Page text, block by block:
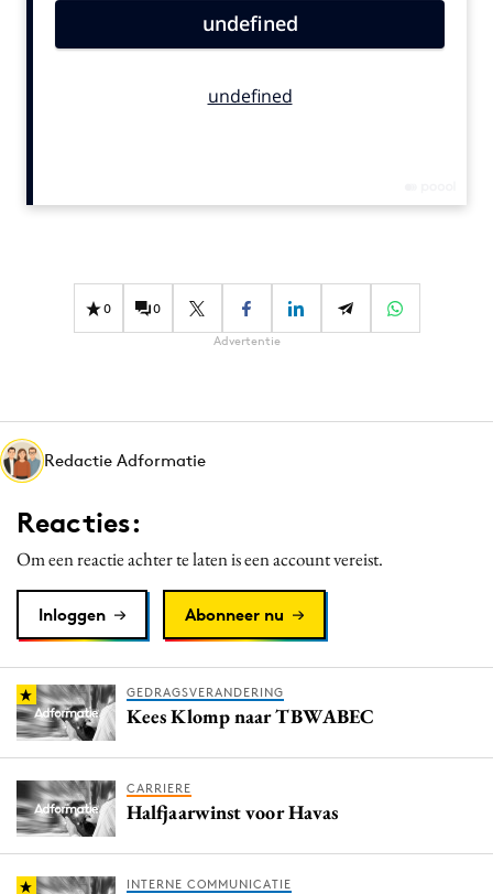
Campagnes
Data & Insights
Digital transformation
Interne communicatie
Martech
Media
Programmatic
Purpose Marketing
Reputatie & crisis
0 0
Advertentie
Redactie Adformatie
Reacties:
Om een reactie achter te laten is een account vereist.
Inloggen Abonneer nu
GEDRAGSVERANDERING
Kees Klomp naar TBWABEC
CARRIERE
Halfjaarwinst voor Havas
INTERNE COMMUNICATIE